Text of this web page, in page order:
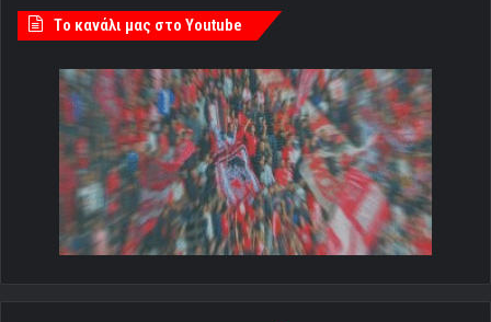
Tο κανάλι μας στο Youtube